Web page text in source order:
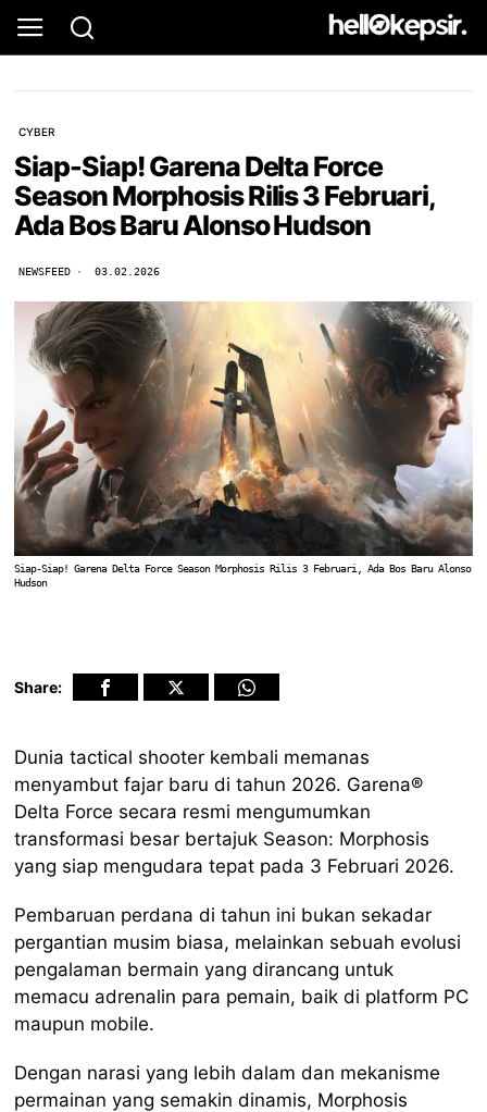
CYBER
Siap-Siap! Garena Delta Force
Season Morphosis Rilis 3 Februari,
Ada Bos Baru Alonso Hudson
NEWSFEED 03.02.2026
Siap-Siap! Garena Delta Force Season Morphosis Rilis 3 Februari, Ada Bos Baru Alonso
Hudson
Share:
Dunia tactical shooter kembali memanas
menyambut fajar baru di tahun 2026. Garena®
Delta Force secara resmi mengumumkan
transformasi besar bertajuk Season: Morphosis
yang siap mengudara tepat pada 3 Februari 2026.
Pembaruan perdana di tahun ini bukan sekadar
pergantian musim biasa, melainkan sebuah evolusi
pengalaman bermain yang dirancang untuk
memacu adrenalin para pemain, baik di platform PC
maupun mobile.
Dengan narasi yang lebih dalam dan mekanisme
permainan yang semakin dinamis, Morphosis